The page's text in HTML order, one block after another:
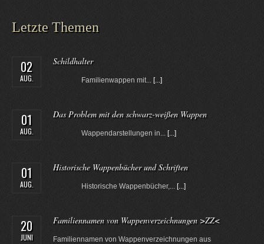
Letzte Themen
02
AUG.
Schildhalter
Familienwappen mit... [...]
01
AUG.
Das Problem mit den schwarz-weißen Wappen
Wappendarstellungen in... [...]
01
AUG.
Historische Wappenbücher und Schriften
Historische Wappenbücher,... [...]
20
JUNI
Familiennamen von Wappenverzeichnungen >ZZ<
Familiennamen von Wappenverzeichnungen aus